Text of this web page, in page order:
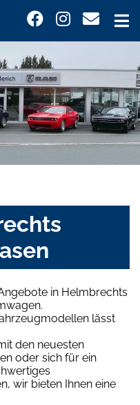
in Helmbrechts
lässt
den neuesten
oder sich für ein
wir bieten Ihnen eine